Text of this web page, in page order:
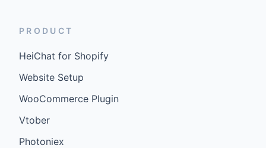
PRODUCT
HeiChat for Shopify
Website Setup
WooCommerce Plugin
Vtober
Photoniex